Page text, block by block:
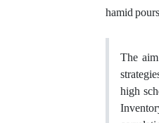
hamid
The
high